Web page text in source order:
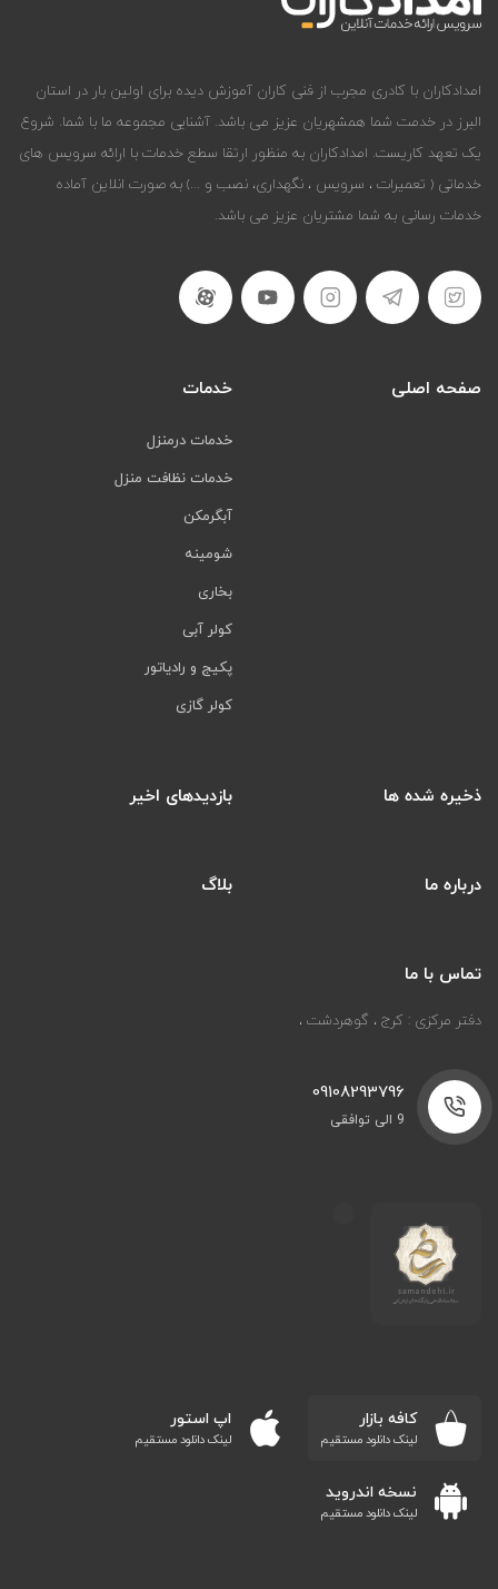
امدادکاران با کادری مجرب از فنی کاران آموزش دیده برای اولین بار در استان
البرز در خدمت شما همشهریان عزیز می باشد. آشنایی مجموعه ما با شما. شروع
یک تعهد کاریست. امدادکاران به منظور ارتقا سطع خدمات با ارائه سرویس های
خدماتی ( تعمیرات ، سرویس ، نگهداری، نصب و ...) به صورت انلاین آماده
خدمات رسانی به شما مشتریان عزیز می باشد.
صفحه اصلی خدمات
خدمات درمنزل
خدمات نظافت منزل
آبگرمکن
شومینه
بخاری
کولر آبی
پکیج و رادیاتور
کولر گازی
ذخیره شده ها بازدیدهای اخیر
درباره ما بلاگ
تماس با ما
دفتر مرکزی : کرج ، گوهردشت ،
09108293796
9 الی توافقی
کافه بازار
لینک دانلود مستقیم
اپ استور
لینک دانلود مستقیم
نسخه اندروید
لینک دانلود مستقیم